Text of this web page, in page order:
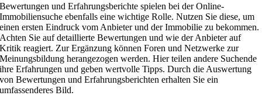
Bewertungen und Erfahrungsberichte spielen bei der Online-
Immobiliensuche ebenfalls eine wichtige Rolle. Nutzen Sie diese, um
einen ersten Eindruck vom Anbieter und der Immobilie zu bekommen.
Achten Sie auf detaillierte Bewertungen und wie der Anbieter auf
Kritik reagiert. Zur Ergänzung können Foren und Netzwerke zur
Meinungsbildung herangezogen werden. Hier teilen andere Suchende
ihre Erfahrungen und geben wertvolle Tipps. Durch die Auswertung
von Bewertungen und Erfahrungsberichten erhalten Sie ein
umfassenderes Bild.